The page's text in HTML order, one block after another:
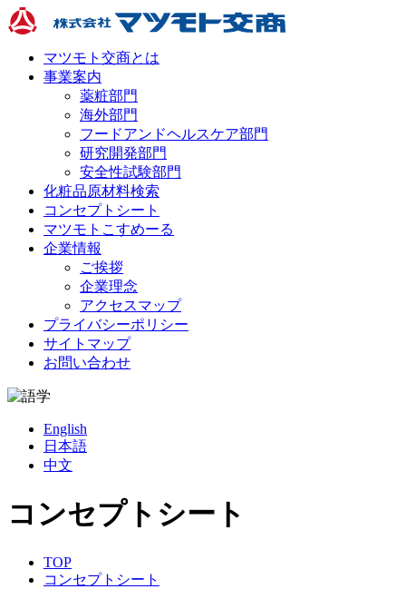
マツモト交商とは
事業案内
薬粧部門
海外部門
フードアンドヘルスケア部門
研究開発部門
安全性試験部門
化粧品原材料検索
コンセプトシート
マツモトこすめーる
企業情報
ご挨拶
企業理念
アクセスマップ
プライバシーポリシー
サイトマップ
お問い合わせ
English
日本語
中文
コンセプトシート
TOP
コンセプトシート